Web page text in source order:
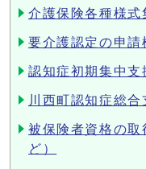
介護保険各種様式
要介護認定の申請
認知症初期集中支
川西町認知症総
被保険者資格の取
ど）